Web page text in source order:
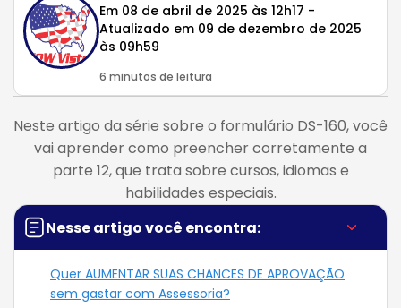
Em 08 de abril de 2025 às 12h17 -
Atualizado em 09 de dezembro de 2025
às 09h59
6 minutos de leitura
Neste artigo da série sobre o formulário DS-160, você
vai aprender como preencher corretamente a
parte 12, que trata sobre cursos, idiomas e
habilidades especiais.
Nesse artigo você encontra:
Quer AUMENTAR SUAS CHANCES DE APROVAÇÃO
sem gastar com Assessoria?